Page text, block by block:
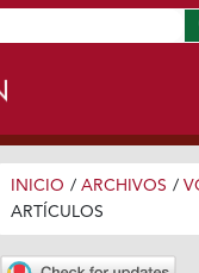
INICIO / ARCHIVOS /
ARTÍCULOS